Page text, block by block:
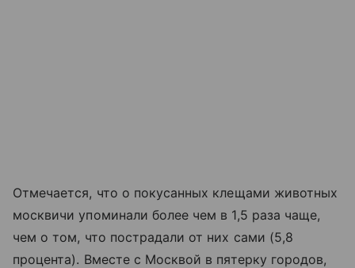
Отмечается, что о покусанных клещами животных
москвичи упоминали более чем в 1,5 раза чаще,
чем о том, что пострадали от них сами (5,8
процента). Вместе с Москвой в пятерку городов,